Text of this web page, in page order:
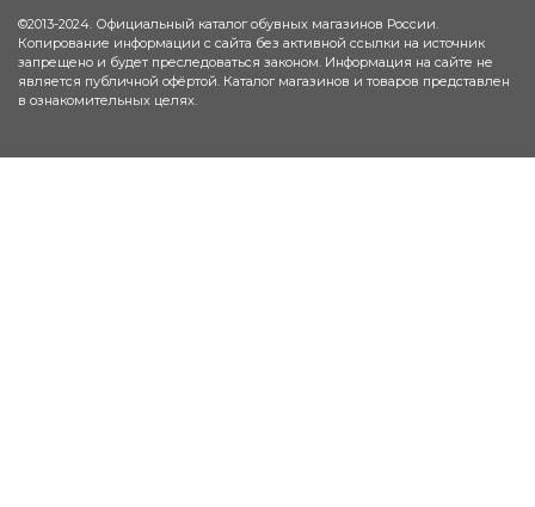
©2013-2024. Официальный каталог обувных магазинов России.
Копирование информации с сайта без активной ссылки на источник
запрещено и будет преследоваться законом. Информация на сайте не
является публичной офёртой. Каталог магазинов и товаров представлен
в ознакомительных целях.